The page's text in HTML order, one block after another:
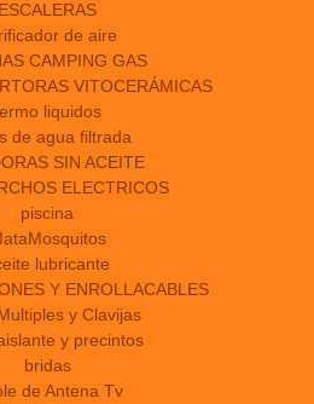
ESCALERAS
de aire
CAMPING GAS
VITOCERÁMICAS
liquidos
de agua filtrada
SIN ACEITE
ELECTRICOS
piscina
lubricante
Y ENROLLACABLES
y Clavijas
y precintos
bridas
de Antena Tv